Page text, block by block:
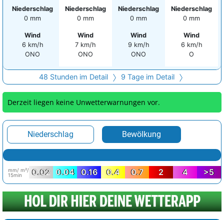
Niederschlag
0 mm
Wind
6 km/h
ONO
Niederschlag
0 mm
Wind
7 km/h
ONO
Niederschlag
0 mm
Wind
9 km/h
ONO
Niederschlag
0 mm
Wind
6 km/h
O
48 Stunden im Detail 9 Tage im Detail
Derzeit liegen keine Unwetterwarnungen vor.
Niederschlag Bewölkung
mm/ m²/
15min
0.02 0.04 0.16 0.4 0.7 2 4 >5